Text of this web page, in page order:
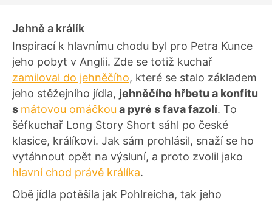
Jehně a králík
Inspirací k hlavnímu chodu byl pro Petra Kunce
jeho pobyt v Anglii. Zde se totiž kuchař
zamiloval do jehněčího, které se stalo základem
jeho stěžejního jídla, jehněčího hřbetu a konfitu
s mátovou omáčkou a pyré s fava fazolí. To
šéfkuchař Long Story Short sáhl po české
klasice, králíkovi. Jak sám prohlásil, snaží se ho
vytáhnout opět na výsluní, a proto zvolil jako
hlavní chod právě králíka.
Obě jídla potěšila jak Pohlreicha, tak jeho